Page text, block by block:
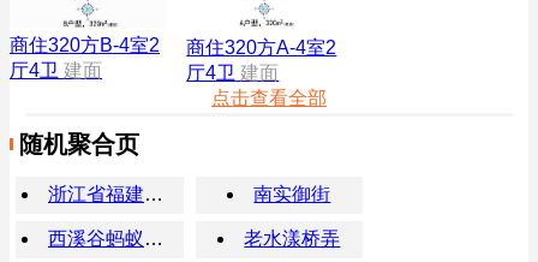
商住320方B-4室2
厅4卫 建面
商住320方A-4室2
厅4卫 建面
点击查看全部
随机聚合页
浙江省福建商会 南实御街
西溪谷蚂蚁金服大厦 老水漾桥弄